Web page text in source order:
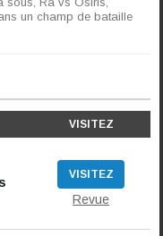
un champ de bataille
VISITEZ
VISITEZ
Revue